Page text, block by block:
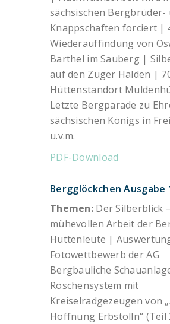
sächsischen Bergbrüder-
Knappschaften forciert |
Wiederauffindung von
Barthel im Sauberg |
auf den Zuger Halden |
Hüttenstandort
Letzte Bergparade zu
sächsischen Königs in
u.v.m.
PDF-Download
Bergglöckchen Ausgabe
Themen: Der Silberblick
mühevollen Arbeit der
Hüttenleute |
Fotowettbewerb der AG
Bergbauliche
Röschensystem mit
Kreiselradgezeugen von
Hoffnung Erbstolln“ (Teil